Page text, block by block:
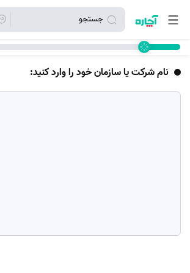
جستجو
نام شرکت یا سازمان خود را وارد کنید: